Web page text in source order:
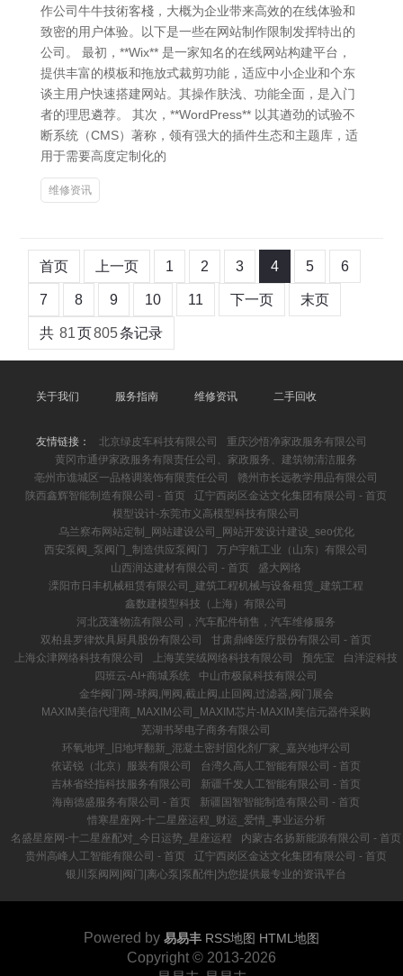
作公司牛牛技術客棧，大概为企业带来高效的在线体验和
致密的用户体验。以下是一些在网站制作限制发挥特出的
公司。 最初，**Wix** 是一家知名的在线网站构建平台，
提供丰富的模板和拖放式裁剪功能，适应中小企业和个东
谈主用户快速搭建网站。其操作肤浅、功能全面，是入门
者的理思遴荐。 其次，**WordPress** 以其遒劲的试验不
断系统（CMS）著称，领有强大的插件生态和主题库，适
用于需要高度定制化的
维修资讯
首页 上一页 1 2 3 4 5 6
7 8 9 10 11 下一页 末页
共 81页805条记录
关于我们 服务指南 维修资讯 二手回收
友情链接： 北京绿皮车科技有限公司
重庆沙悟净家政服务有限公司
黄冈市通伊家政服务有限责任公司、家政服务、建筑物清洁服务
亳州市谯城区一品格调装饰有限责任公司
赣州市长远教学用品有限公司
陕西鑫辉智能制造有限公司 - 首页
辽宁西岗区金达文化集团有限公司 - 首页
模型设计-东莞市义高模型科技有限公司
乌兰察布网站定制_网站建设公司_网站开发设计建设_seo优化
西安泵阀_泵阀门_制造供应泵阀门
万户宇航工业（山东）有限公司
山西润达建材有限公司 - 首页
盛大网络
溧阳市日丰机械租赁有限公司_建筑工程机械与设备租赁_建筑工程
鑫数建模型科技（上海）有限公司
河北茂蓬物流有限公司，汽车配件销售，汽车维修服务
双柏县罗律炊具厨具股份有限公司
甘肃鼎峰医疗股份有限公司 - 首页
上海众津网络科技有限公司
上海芙笑绒网络科技有限公司 预先宝
白洋淀科技
四班云-AI+商城系统
中山市极鼠科技有限公司
金华阀门网-球阀,闸阀,截止阀,止回阀,过滤器,阀门展会
MAXIM美信代理商_MAXIM公司_MAXIM芯片-MAXIM美信元器件采购
芜湖书琴电子商务有限公司
环氧地坪_旧地坪翻新_混凝土密封固化剂厂家_嘉兴地坪公司
依诺锐（北京）服装有限公司
台湾久高人工智能有限公司 - 首页
吉林省经指科技服务有限公司
新疆千发人工智能有限公司 - 首页
海南德盛服务有限公司 - 首页
新疆国智智能制造有限公司 - 首页
惜寒星座网-十二星座运程_财运_爱情_事业运分析
名盛星座网-十二星座配对_今日运势_星座运程
内蒙古名扬新能源有限公司 - 首页
贵州高峰人工智能有限公司 - 首页
辽宁西岗区金达文化集团有限公司 - 首页
银川泵阀网|阀门|离心泵|泵配件|为您提供最专业的资讯平台
Powered by 易易丰 RSS地图 HTML地图
Copyright © 2013-2026